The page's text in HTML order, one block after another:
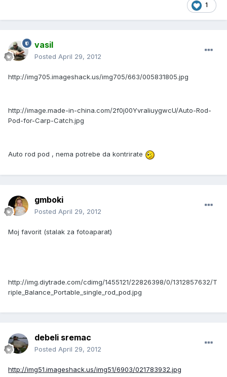
1
vasil
Posted April 29, 2012
http://img705.imageshack.us/img705/663/005831805.jpg
http://image.made-in-china.com/2f0j00YvraliuygwcU/Auto-Rod-
Pod-for-Carp-Catch.jpg
Auto rod pod , nema potrebe da kontrirate
gmboki
Posted April 29, 2012
Moj favorit (stalak za fotoaparat)
http://img.diytrade.com/cdimg/1455121/22826398/0/1312857632/T
riple_Balance_Portable_single_rod_pod.jpg
debeli sremac
Posted April 29, 2012
http://img51.imageshack.us/img51/6903/021783932.jpg